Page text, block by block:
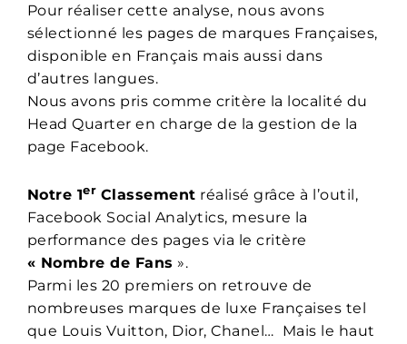
Pour réaliser cette analyse, nous avons
sélectionné les pages de marques Françaises,
disponible en Français mais aussi dans
d’autres langues.
Nous avons pris comme critère la localité du
Head Quarter en charge de la gestion de la
page Facebook.
Notre 1er Classement réalisé grâce à l’outil,
Facebook Social Analytics, mesure la
performance des pages via le critère
« Nombre de Fans ».
Parmi les 20 premiers on retrouve de
nombreuses marques de luxe Françaises tel
que Louis Vuitton, Dior, Chanel… Mais le haut